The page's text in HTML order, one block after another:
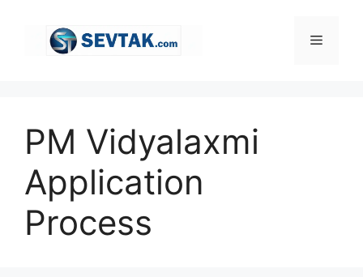
Menu
PM Vidyalaxmi
Application
Process